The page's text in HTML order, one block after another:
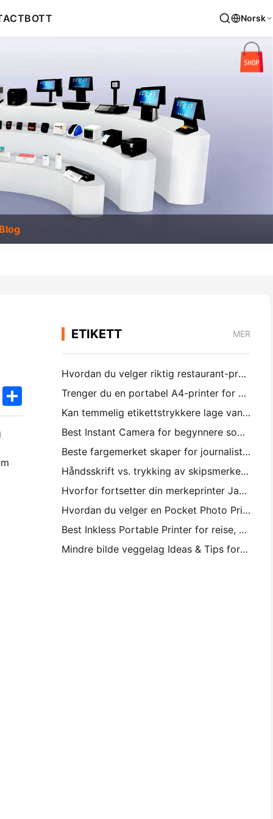
BOTT Norsk
TwitterShare
ETIKETT MER
Hvordan du velger riktig restaurant-programvare for din lille eller middelsstørrelse Restaurant
Trenger du en portabel A4-printer for krigsreiser? Hva virker faktisk
Kan temmelig etikettstrykkere lage vannsikkere etiketter for små forretningsprodukter?
Best Instant Camera for begynnere som ikke vil kaste bort papir
Beste fargemerket skaper for journalistering og skrapbooking: Legg mer farge til hver side
Håndsskrift vs. trykking av skipsmerker: Tips for små forretninger i 2026
Hvorfor fortsetter din merkeprinter Jamming?
Hvordan du velger en Pocket Photo Printer: En fullstendig veiledning for journalistering, reise og iPhone brukere
Best Inkless Portable Printer for reise, skole og mobil arbeid: Hanin MT620 Pro-review
Mindre bilde veggelag Ideas & Tips for drom og Dorm Decoration